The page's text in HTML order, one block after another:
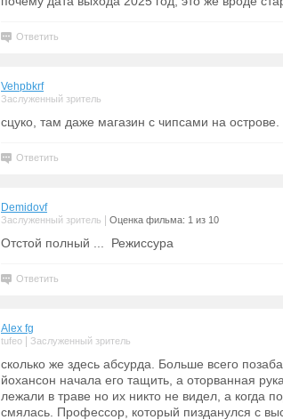
Ответить
Vehpbkrf
Заслуженный зритель
сцуко, там даже магазин с чипсами на
Ответить
Demidovf
Заслуженный зритель Оценка фильма: 1 из 10
Отстой полный ... Режиссура
Ответить
Alex fg
tufeo Заслуженный зритель
сколько же здесь абсурда. Больше всего
йохансон начала его тащить, а оторванная
лежали в траве но их никто не видел, а когда
смялась. Профессор, который пизданулся с